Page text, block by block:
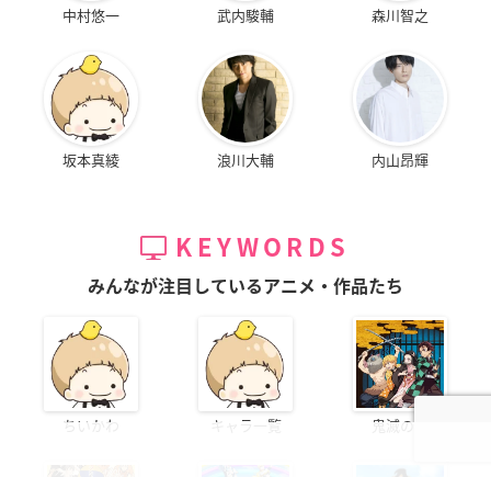
中村悠一 武内駿輔 森川智之
坂本真綾 浪川大輔 内山昂輝
KEYWORDS
みんなが注目しているアニメ・作品たち
ちいかわ キャラ一覧 鬼滅の刃